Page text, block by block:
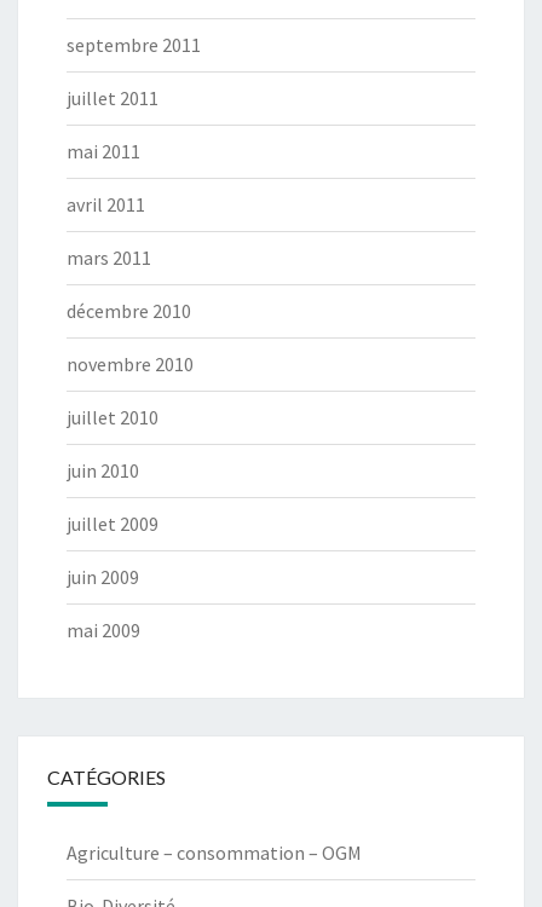
septembre 2011
juillet 2011
mai 2011
avril 2011
mars 2011
décembre 2010
novembre 2010
juillet 2010
juin 2010
juillet 2009
juin 2009
mai 2009
CATÉGORIES
Agriculture – consommation – OGM